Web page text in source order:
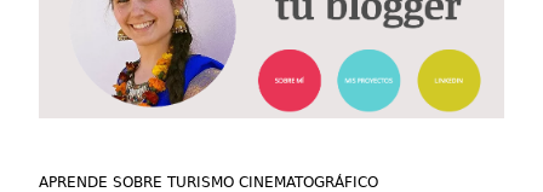
APRENDE SOBRE TURISMO CINEMATOGRÁFICO